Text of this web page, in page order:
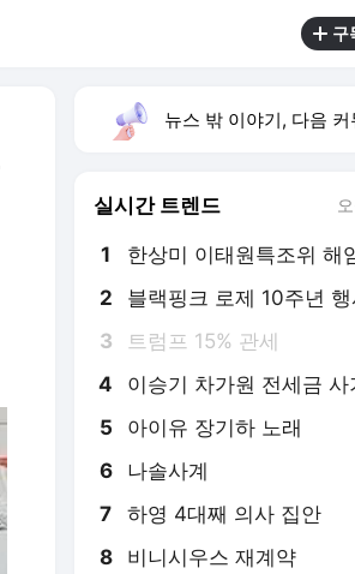
구
뉴스 밖 이야기, 다음 커뮤니
실시간 트렌드
1 한상미 이태원특조위 해
2 블랙핑크 로제 10주년
3 트럼프 15% 관세
4 이승기 차가원 전세금 사
5 아이유 장기하 노래
6 나솔사계
7 하영 4대째 의사 집안
8 비니시우스 재계약